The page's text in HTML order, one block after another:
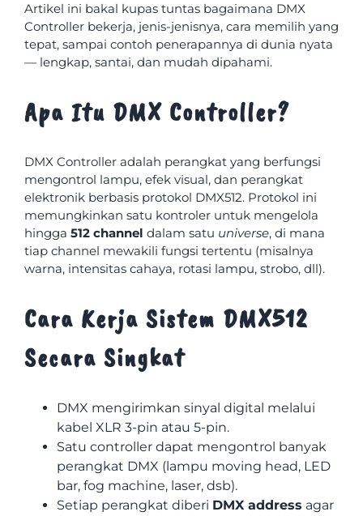
Artikel ini bakal kupas tuntas bagaimana DMX
Controller bekerja, jenis-jenisnya, cara memilih yang
tepat, sampai contoh penerapannya di dunia nyata
— lengkap, santai, dan mudah dipahami.
Apa Itu DMX Controller?
DMX Controller adalah perangkat yang berfungsi
mengontrol lampu, efek visual, dan perangkat
elektronik berbasis protokol DMX512. Protokol ini
memungkinkan satu kontroler untuk mengelola
hingga 512 channel dalam satu universe, di mana
tiap channel mewakili fungsi tertentu (misalnya
warna, intensitas cahaya, rotasi lampu, strobo, dll).
Cara Kerja Sistem DMX512
Secara Singkat
DMX mengirimkan sinyal digital melalui
kabel XLR 3-pin atau 5-pin.
Satu controller dapat mengontrol banyak
perangkat DMX (lampu moving head, LED
bar, fog machine, laser, dsb).
Setiap perangkat diberi DMX address agar